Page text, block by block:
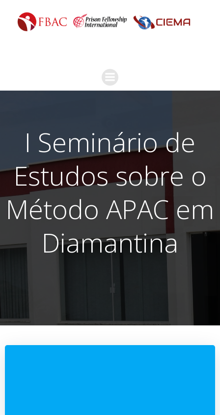
I Seminário de
Estudos sobre o
Método APAC em
Diamantina